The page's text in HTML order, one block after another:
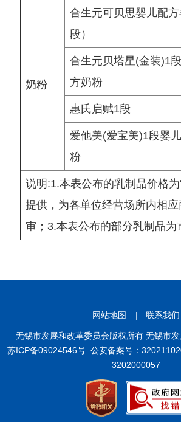
奶粉
合生元可贝思婴儿配
段）
合生元贝塔星(金装)1
方奶粉
惠氏启赋1段
爱他美(爱宝美)1段婴
粉
说明:1.本表公布的乳制品价格
提供，为各单位经营场所内相
审；3.本表公布的部分乳制品
网站地图 联系我们
无锡市发展和改革委员会版权所有 无锡市
苏ICP备09024546号 公安备案号：
3202000057